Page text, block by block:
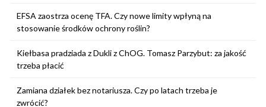
EFSA zaostrza ocenę TFA. Czy nowe limity wpłyną na
stosowanie środków ochrony roślin?
Kiełbasa pradziada z Dukli z ChOG. Tomasz Parzybut: za jakość
trzeba płacić
Zamiana działek bez notariusza. Czy po latach trzeba je
zwrócić?